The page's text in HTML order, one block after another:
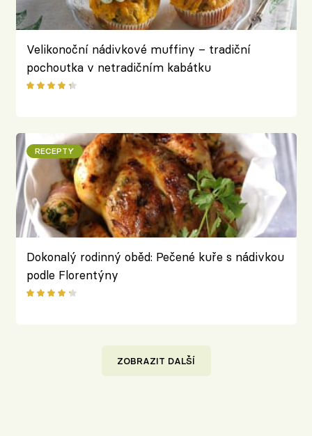
Velikonoční nádivkové muffiny – tradiční
pochoutka v netradičním kabátku
RECEPTY
Dokonalý rodinný oběd: Pečené kuře s nádivkou
podle Florentýny
ZOBRAZIT DALŠÍ